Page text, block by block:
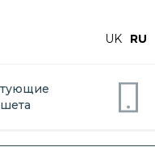
UK RU
а